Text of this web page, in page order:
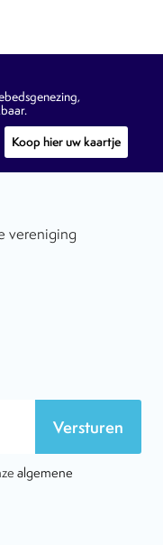
Koop hier uw kaartje
vereniging
Versturen
algemene